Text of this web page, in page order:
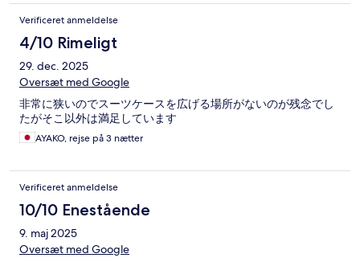
Verificeret anmeldelse
4/10 Rimeligt
29. dec. 2025
Oversæt med Google
非常に狭いのでスーツケースを広げる場所がないのが残念でし
たがそこ以外は満足しています
AYAKO, rejse på 3 nætter
Verificeret anmeldelse
10/10 Enestående
9. maj 2025
Oversæt med Google